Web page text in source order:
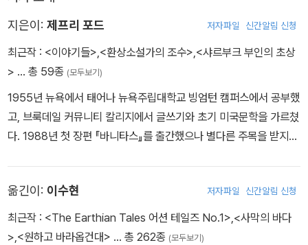
작품마다 작품을 쓸 당시에 작가가 어떤 이야기로부터 영감을 얻었는
지, 작품의 중심 주제가 무엇인지 적은 후기가 딸려있다. 작품을 좀 더
깊게 이해하고 싶은 독자, 특히 창작의 열망을 품은 독자에게 더욱 유
익한 부분이 되리라고 본다.
지은이: 제프리 포드 저자파일 신간알림 신청
최근작 : <이야기들>,<환상소설가의 조수>,<샤르부크 부인의 초상
> … 총 59종 (모두보기)
1955년 뉴욕에서 태어나 뉴욕주립대학교 빙엄턴 캠퍼스에서 공부했
고, 브룩데일 커뮤니티 칼리지에서 글쓰기와 초기 미국문학을 가르쳤
다. 1988년 첫 장편 『바니타스』를 출간했으나 별다른 주목을 받지
《뉴욕타임스》의 “주목할 만한 책”으로 선정되면서 작가로서의 그 진
가를 인정받기 시작한다. 이후 단편 「아이스크림 제국」으로 네뷸러 상
을, 『유리 속의 소녀』로 에드거 앨런 포 상을 받았으며 출간하는 단편
옮긴이: 이수현 저자파일 신간알림 신청
최근작 : <The Earthian Tales 어션 테일즈 No.1>,<사막의 바다
>,<원하고 바라옵건대> … 총 262종 (모두보기)